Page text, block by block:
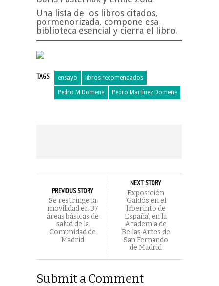
Una lista de los libros citados,
pormenorizada, compone esa
biblioteca esencial y cierra el libro.
TAGS ensayo libros recomendados
Pedro M Domene Pedro Martínez Domene
PREVIOUS STORY
Se restringe la
movilidad en 37
áreas básicas de
salud de la
Comunidad de
Madrid
NEXT STORY
Exposición
‘Galdós en el
laberinto de
España’, en la
Academia de
Bellas Artes de
San Fernando
de Madrid
Submit a Comment